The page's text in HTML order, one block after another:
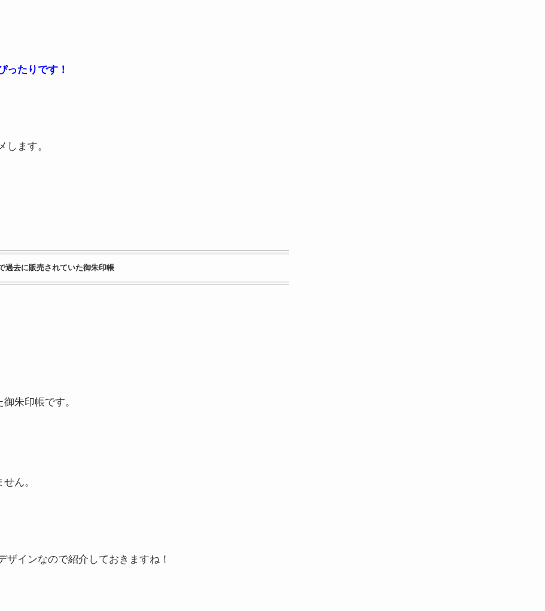
ったりです！
ます。
過去に販売されていた御朱印帳
御朱印帳です。
ん。
インなので紹介しておきますね！